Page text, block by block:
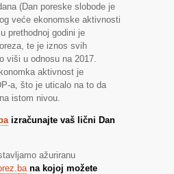
(Dan poreske slobode je
veće ekonomske aktivnosti
prethodnoj godini je
te je iznos svih
viši u odnosu na 2017.
aktivnost je
a, što je uticalo na to da
istom nivou.
izračunajte vaš lični Dan
ažuriranu
na kojoj možete